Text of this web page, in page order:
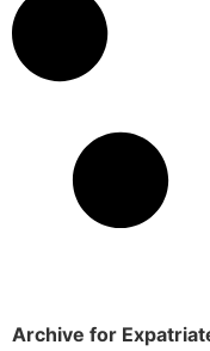
Archive for